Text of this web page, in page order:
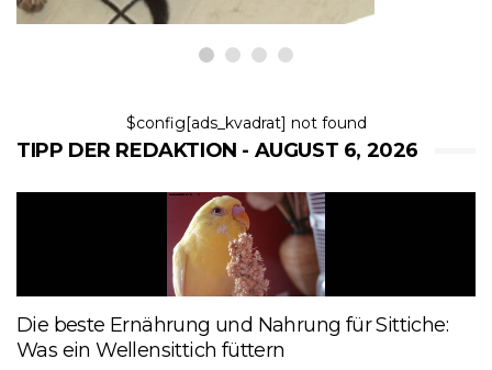
$config[ads_kvadrat] not found
TIPP DER REDAKTION - AUGUST 6, 2026
Die beste Ernährung und Nahrung für Sittiche:
Was ein Wellensittich füttern